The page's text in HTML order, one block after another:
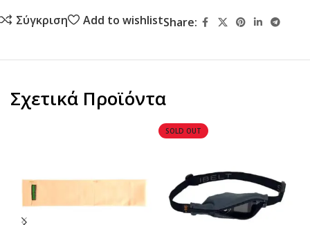
Σύγκριση Add to wishlistShare:
Σχετικά Προϊόντα
SOLD OUT